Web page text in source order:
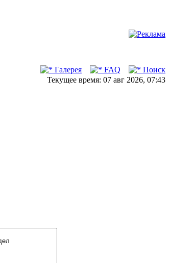
Галерея FAQ
Поиск
Текущее время: 07 авг 2026, 07:43